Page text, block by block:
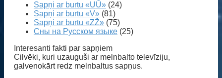
Sapņi ar burtu «UŪ» (24)
Sapņi ar burtu «V» (81)
Sapņi ar burtu «ZŽ» (75)
Сны на Русском языке (25)
Interesanti fakti par sapņiem
Cilvēki, kuri uzauguši ar melnbalto televīziju,
galvenokārt redz melnbaltus sapņus.